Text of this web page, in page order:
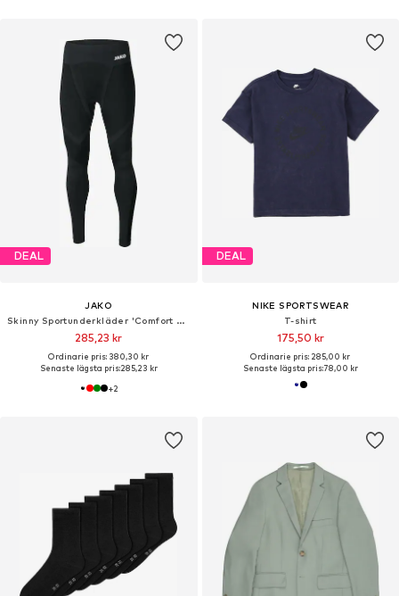
DEAL
JAKO
Skinny Sportunderkläder 'Comfort 2.0'
285,23 kr
Ordinarie pris: 380,30 kr
Senaste lägsta pris:285,23 kr
+2
DEAL
NIKE SPORTSWEAR
T-shirt
175,50 kr
Ordinarie pris: 285,00 kr
Senaste lägsta pris:78,00 kr